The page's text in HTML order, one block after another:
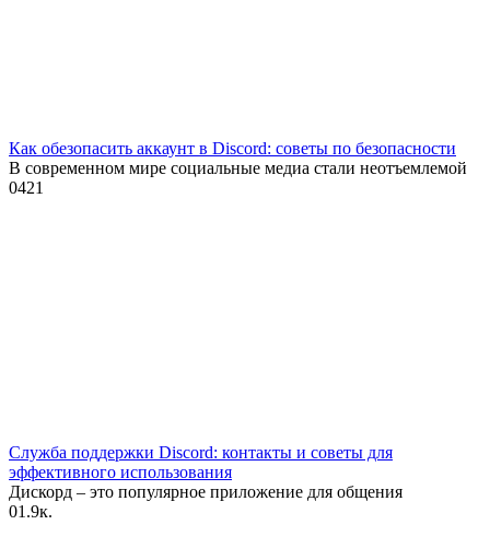
Как обезопасить аккаунт в Discord: советы по безопасности
В современном мире социальные медиа стали неотъемлемой
0421
Служба поддержки Discord: контакты и советы для
эффективного использования
Дискорд – это популярное приложение для общения
01.9к.